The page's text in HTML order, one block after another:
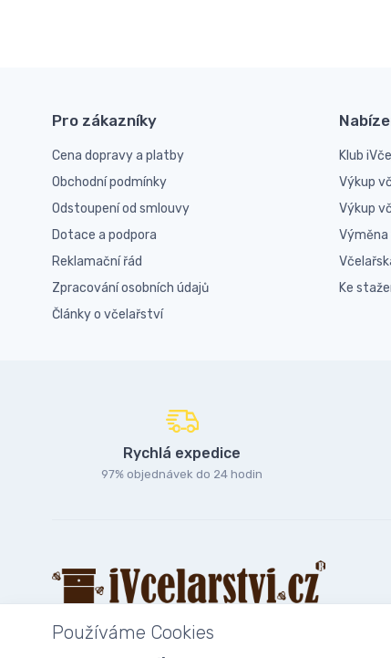
Pro zákazníky
Cena dopravy a platby
Obchodní podmínky
Odstoupení od smlouvy
Dotace a podpora
Reklamační řád
Zpracování osobních údajů
Články o včelařství
Klub
Výkup
Výkup
Výměna
Ke
Rychlá expedice
97% objednávek do 24 hodin
Používáme Cookies